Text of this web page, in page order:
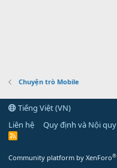
Chuyện trò Mobile
Tiếng Việt (VN)
Liên hệ
Quy định và Nội quy
R
Community platform by XenForo®